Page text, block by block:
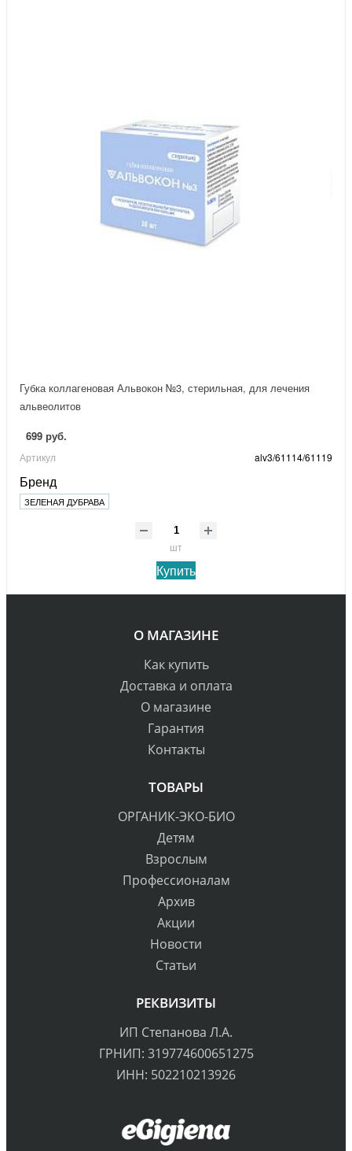
Губка коллагеновая Альвокон №3, стерильная, для лечения
альвеолитов
699 руб.
Артикул alv3/61114/61119
Бренд
ЗЕЛЕНАЯ ДУБРАВА
шт
Купить
О МАГАЗИНЕ
Как купить
Доставка и оплата
О магазине
Гарантия
Контакты
ТОВАРЫ
ОРГАНИК-ЭКО-БИО
Детям
Взрослым
Профессионалам
Архив
Акции
Новости
Статьи
РЕКВИЗИТЫ
ИП Степанова Л.А.
ГРНИП: 319774600651275
ИНН: 502210213926